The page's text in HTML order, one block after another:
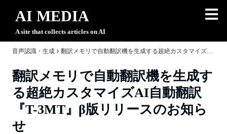
AI MEDIA
A site that collects articles on AI
音声認識・生成 翻訳メモリで自動翻訳機を生成する超絶カスタマイズAI自動翻訳『T-3MT』β版リリースのお知らせ
翻訳メモリで自動翻訳機を生成す
る超絶カスタマイズAI自動翻訳
『T-3MT』β版リリースのお知ら
せ